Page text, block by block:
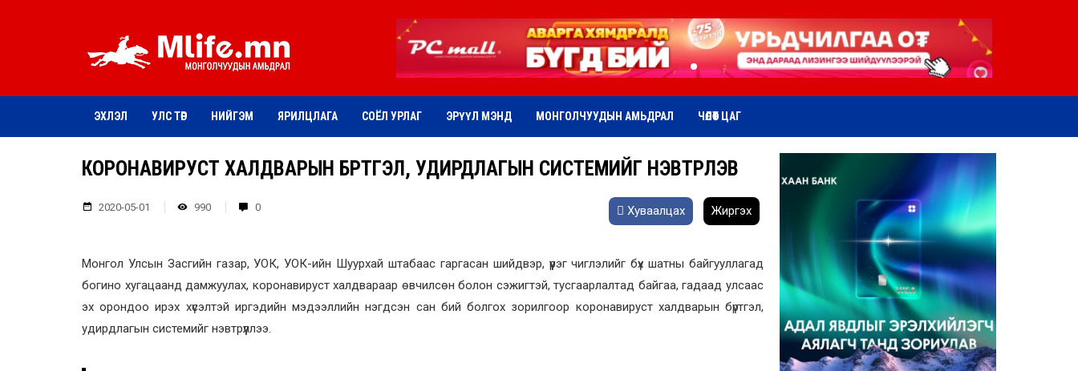
ЭХЛЭЛ УЛС ТӨР НИЙГЭМ ЯРИЛЦЛАГА СОЁЛ УРЛАГ ЭРҮҮЛ МЭНД МОНГОЛЧУУДЫН АМЬДРАЛ ЧӨЛӨӨТ ЦАГ
КОРОНАВИРУСТ ХАЛДВАРЫН БҮРТГЭЛ, УДИРДЛАГЫН СИСТЕМИЙГ НЭВТРҮҮЛЭВ
2020-05-01 990 0 Хуваалцах Жиргэх
Монгол Улсын Засгийн газар, УОК, УОК-ийн Шуурхай штабаас гаргасан шийдвэр, үүрэг чиглэлийг бүх шатны байгууллагад
богино хугацаанд дамжуулах, коронавируст халдвараар өвчилсөн болон сэжигтэй, тусгаарлалтад байгаа, гадаад улсаас
эх орондоо ирэх хүсэлтэй иргэдийн мэдээллийн нэгдсэн сан бий болгох зорилгоор коронавируст халдварын бүртгэл,
удирдлагын системийг нэвтрүүллээ.